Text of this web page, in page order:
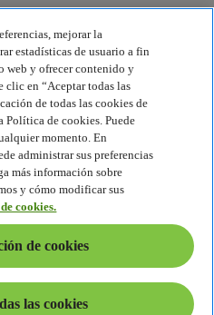
mejorar la
estadísticas de usuario a fin
web y ofrecer contenido y
clic en “Aceptar todas las
de todas las cookies de
Política de cookies. Puede
momento. En
administrar sus preferencias
más información sobre
y cómo modificar sus
cookies.
de cookies
las cookies